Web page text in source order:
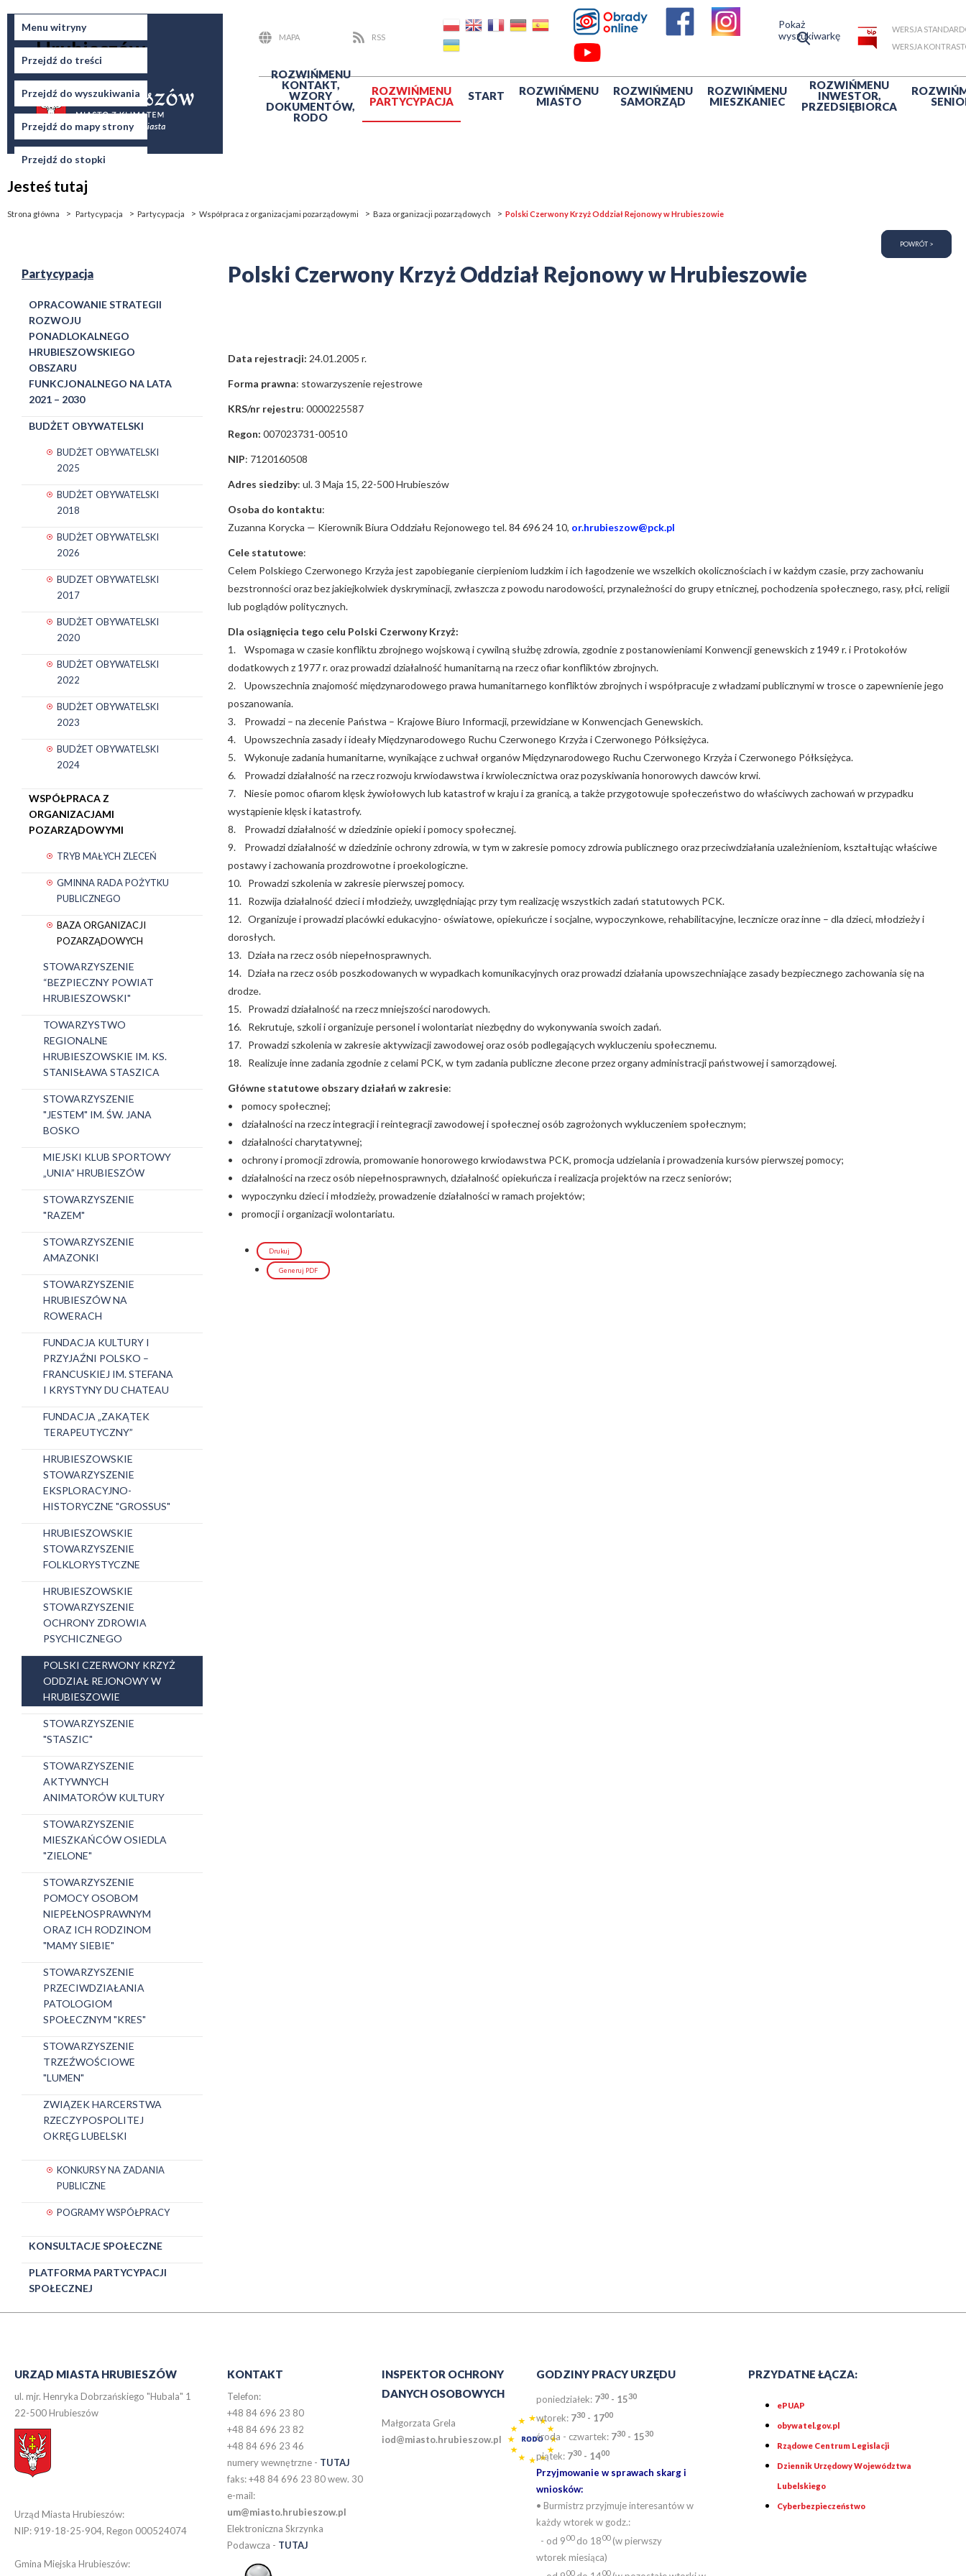
Menu witryny
Przejdź do treści
Przejdź do wyszukiwania
Przejdź do mapy strony
Przejdź do stopki
Miasto
Hrubieszów
MAPA
RSS
Pokaż
wyszukiwarkę
WERSJA
WERSJA
ROZWIŃMENU
KONTAKT,
WZORY
DOKUMENTÓW,
RODO
ROZWIŃMENU
PARTYCYPACJA
START ROZWIŃMENU
MIASTO
ROZWIŃMENU
SAMORZĄD
ROZWIŃMENU
MIESZKANIEC
ROZWIŃMENU
INWESTOR,
PRZEDSIĘBIORCA
ROZWIŃ
Jesteś tutaj
Strona główna Partycypacja Partycypacja Współpraca z organizacjami pozarządowymi Baza organizacji pozarządowych Polski Czerwony Krzyż Oddział Rejonowy w Hrubieszowie
POWRÓT >
Partycypacja
OPRACOWANIE STRATEGII
ROZWOJU
PONADLOKALNEGO
HRUBIESZOWSKIEGO
OBSZARU
FUNKCJONALNEGO NA LATA
2021 – 2030
BUDŻET OBYWATELSKI
BUDŻET OBYWATELSKI
2025
BUDŻET OBYWATELSKI
2018
BUDŻET OBYWATELSKI
2026
BUDZET OBYWATELSKI
2017
BUDŻET OBYWATELSKI
2020
BUDŻET OBYWATELSKI
2022
BUDŻET OBYWATELSKI
2023
BUDŻET OBYWATELSKI
2024
WSPÓŁPRACA Z
ORGANIZACJAMI
POZARZĄDOWYMI
TRYB MAŁYCH ZLECEŃ
GMINNA RADA POŻYTKU
PUBLICZNEGO
BAZA ORGANIZACJI
POZARZĄDOWYCH
STOWARZYSZENIE
“BEZPIECZNY POWIAT
HRUBIESZOWSKI"
TOWARZYSTWO
REGIONALNE
HRUBIESZOWSKIE IM. KS.
STANISŁAWA STASZICA
STOWARZYSZENIE
"JESTEM" IM. ŚW. JANA
BOSKO
MIEJSKI KLUB SPORTOWY
„UNIA” HRUBIESZÓW
STOWARZYSZENIE
"RAZEM"
STOWARZYSZENIE
AMAZONKI
STOWARZYSZENIE
HRUBIESZÓW NA
ROWERACH
FUNDACJA KULTURY I
PRZYJAŹNI POLSKO –
FRANCUSKIEJ IM. STEFANA
I KRYSTYNY DU CHATEAU
FUNDACJA „ZAKĄTEK
TERAPEUTYCZNY”
HRUBIESZOWSKIE
STOWARZYSZENIE
EKSPLORACYJNO-
HISTORYCZNE "GROSSUS"
HRUBIESZOWSKIE
STOWARZYSZENIE
FOLKLORYSTYCZNE
HRUBIESZOWSKIE
STOWARZYSZENIE
OCHRONY ZDROWIA
PSYCHICZNEGO
POLSKI CZERWONY KRZYŻ
ODDZIAŁ REJONOWY W
HRUBIESZOWIE
STOWARZYSZENIE
"STASZIC"
STOWARZYSZENIE
AKTYWNYCH
ANIMATORÓW KULTURY
STOWARZYSZENIE
MIESZKAŃCÓW OSIEDLA
"ZIELONE"
STOWARZYSZENIE
POMOCY OSOBOM
NIEPEŁNOSPRAWNYM
ORAZ ICH RODZINOM
"MAMY SIEBIE"
STOWARZYSZENIE
PRZECIWDZIAŁANIA
PATOLOGIOM
SPOŁECZNYM "KRES"
STOWARZYSZENIE
TRZEŹWOŚCIOWE
"LUMEN"
ZWIĄZEK HARCERSTWA
RZECZYPOSPOLITEJ
OKRĘG LUBELSKI
KONKURSY NA ZADANIA
PUBLICZNE
POGRAMY WSPÓŁPRACY
KONSULTACJE SPOŁECZNE
PLATFORMA PARTYCYPACJI
SPOŁECZNEJ
Polski Czerwony Krzyż Oddział Rejonowy w Hrubieszowie
Data rejestracji: 24.01.2005 r.
Forma prawna: stowarzyszenie rejestrowe
KRS/nr rejestru: 0000225587
Regon: 007023731-00510
NIP: 7120160508
Adres siedziby: ul. 3 Maja 15, 22-500 Hrubieszów
Osoba do kontaktu:
Zuzanna Korycka — Kierownik Biura Oddziału Rejonowego tel. 84 696 24 10, or.hrubieszow@pck.pl
Cele statutowe:
Celem Polskiego Czerwonego Krzyża jest zapobieganie cierpieniom ludzkim i ich łagodzenie we wszelkich okolicznościach i w każdym czasie, przy zachowaniu
bezstronności oraz bez jakiejkolwiek dyskryminacji, zwłaszcza z powodu narodowości, przynależności do grupy etnicznej, pochodzenia społecznego, rasy, płci, religii
lub poglądów politycznych.
Dla osiągnięcia tego celu Polski Czerwony Krzyż:
1. Wspomaga w czasie konfliktu zbrojnego wojskową i cywilną służbę zdrowia, zgodnie z postanowieniami Konwencji genewskich z 1949 r. i Protokołów
dodatkowych z 1977 r. oraz prowadzi działalność humanitarną na rzecz ofiar konfliktów zbrojnych.
2. Upowszechnia znajomość międzynarodowego prawa humanitarnego konfliktów zbrojnych i współpracuje z władzami publicznymi w trosce o zapewnienie jego
poszanowania.
3. Prowadzi – na zlecenie Państwa – Krajowe Biuro Informacji, przewidziane w Konwencjach Genewskich.
4. Upowszechnia zasady i ideały Międzynarodowego Ruchu Czerwonego Krzyża i Czerwonego Półksiężyca.
5. Wykonuje zadania humanitarne, wynikające z uchwał organów Międzynarodowego Ruchu Czerwonego Krzyża i Czerwonego Półksiężyca.
6. Prowadzi działalność na rzecz rozwoju krwiodawstwa i krwiolecznictwa oraz pozyskiwania honorowych dawców krwi.
7. Niesie pomoc ofiarom klęsk żywiołowych lub katastrof w kraju i za granicą, a także przygotowuje społeczeństwo do właściwych zachowań w przypadku
wystąpienie klęsk i katastrofy.
8. Prowadzi działalność w dziedzinie opieki i pomocy społecznej.
9. Prowadzi działalność w dziedzinie ochrony zdrowia, w tym w zakresie pomocy zdrowia publicznego oraz przeciwdziałania uzależnieniom, kształtując właściwe
postawy i zachowania prozdrowotne i proekologiczne.
10. Prowadzi szkolenia w zakresie pierwszej pomocy.
11. Rozwija działalność dzieci i młodzieży, uwzględniając przy tym realizację wszystkich zadań statutowych PCK.
12. Organizuje i prowadzi placówki edukacyjno- oświatowe, opiekuńcze i socjalne, wypoczynkowe, rehabilitacyjne, lecznicze oraz inne – dla dzieci, młodzieży i
dorosłych.
13. Działa na rzecz osób niepełnosprawnych.
14. Działa na rzecz osób poszkodowanych w wypadkach komunikacyjnych oraz prowadzi działania upowszechniające zasady bezpiecznego zachowania się na
drodze.
15. Prowadzi działalność na rzecz mniejszości narodowych.
16. Rekrutuje, szkoli i organizuje personel i wolontariat niezbędny do wykonywania swoich zadań.
17. Prowadzi szkolenia w zakresie aktywizacji zawodowej oraz osób podlegających wykluczeniu społecznemu.
18. Realizuje inne zadania zgodnie z celami PCK, w tym zadania publiczne zlecone przez organy administracji państwowej i samorządowej.
Główne statutowe obszary działań w zakresie:
• pomocy społecznej;
• działalności na rzecz integracji i reintegracji zawodowej i społecznej osób zagrożonych wykluczeniem społecznym;
• działalności charytatywnej;
• ochrony i promocji zdrowia, promowanie honorowego krwiodawstwa PCK, promocja udzielania i prowadzenia kursów pierwszej pomocy;
• działalności na rzecz osób niepełnosprawnych, działalność opiekuńcza i realizacja projektów na rzecz seniorów;
• wypoczynku dzieci i młodzieży, prowadzenie działalności w ramach projektów;
• promocji i organizacji wolontariatu.
Drukuj
Generuj PDF
URZĄD MIASTA HRUBIESZÓW
ul. mjr. Henryka Dobrzańskiego "Hubala" 1
22-500 Hrubieszów
Urząd Miasta Hrubieszów:
NIP: 919-18-25-904, Regon 000524074
Gmina Miejska Hrubieszów:
KONTAKT
Telefon:
+48 84 696 23 80
+48 84 696 23 82
+48 84 696 23 46
numery wewnętrzne - TUTAJ
faks: +48 84 696 23 80 wew. 30
e-mail:
um@miasto.hrubieszow.pl
Elektroniczna Skrzynka
Podawcza - TUTAJ
INSPEKTOR OCHRONY
DANYCH OSOBOWYCH
Małgorzata Grela
iod@miasto.hrubieszow.pl
GODZINY PRACY URZĘDU
poniedziałek: 730- 1530
wtorek: 730- 1700
środa - czwartek: 730- 1530
piątek: 730- 1400
Przyjmowanie w sprawach skarg i
wniosków:
• Burmistrz przyjmuje interesantów w
każdy wtorek w godz.:
- od 900do 1800(w pierwszy
wtorek miesiąca)
00 00
PRZYDATNE ŁĄCZA:
ePUAP
obywatel.gov.pl
Rządowe Centrum Legislacji
Dziennik Urzędowy Województwa
Lubelskiego
Cyberbezpieczeństwo